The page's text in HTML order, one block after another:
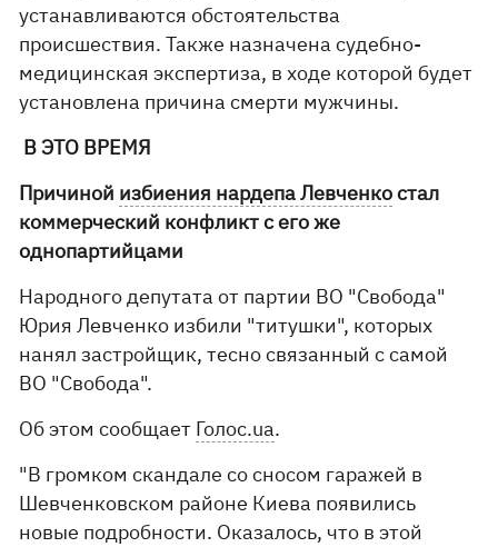
устанавливаются обстоятельства
происшествия. Также назначена судебно-
медицинская экспертиза, в ходе которой будет
установлена ​​причина смерти мужчины.
В ЭТО ВРЕМЯ
Причиной избиения нардепа Левченкостал
коммерческий конфликт с его же
однопартийцами
Народного депутата от партии ВО "Свобода"
Юрия Левченко избили "титушки", которых
нанял застройщик, тесно связанный с самой
ВО "Свобода".
Об этом сообщает Голос.ua.
"В громком скандале со сносом гаражей в
Шевченковском районе Киева появились
новые подробности. Оказалось, что в этой